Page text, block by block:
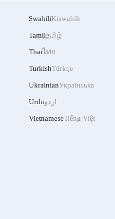
SwahiliKiswahili
Tamilதமிழ்
Thaiไทย
TurkishTürkçe
UkrainianУкраїнська
Urduاردو
VietnameseTiếng Việt